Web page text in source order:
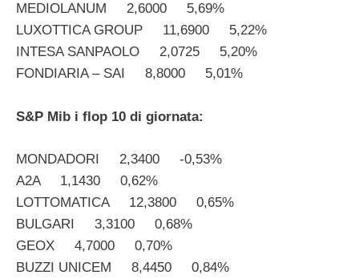
MEDIOLANUM 2,6000 5,69%
LUXOTTICA GROUP 11,6900 5,22%
INTESA SANPAOLO 2,0725 5,20%
FONDIARIA – SAI 8,8000 5,01%
S&P Mib i flop 10 di giornata:
MONDADORI 2,3400 -0,53%
A2A 1,1430 0,62%
LOTTOMATICA 12,3800 0,65%
BULGARI 3,3100 0,68%
GEOX 4,7000 0,70%
BUZZI UNICEM 8,4450 0,84%